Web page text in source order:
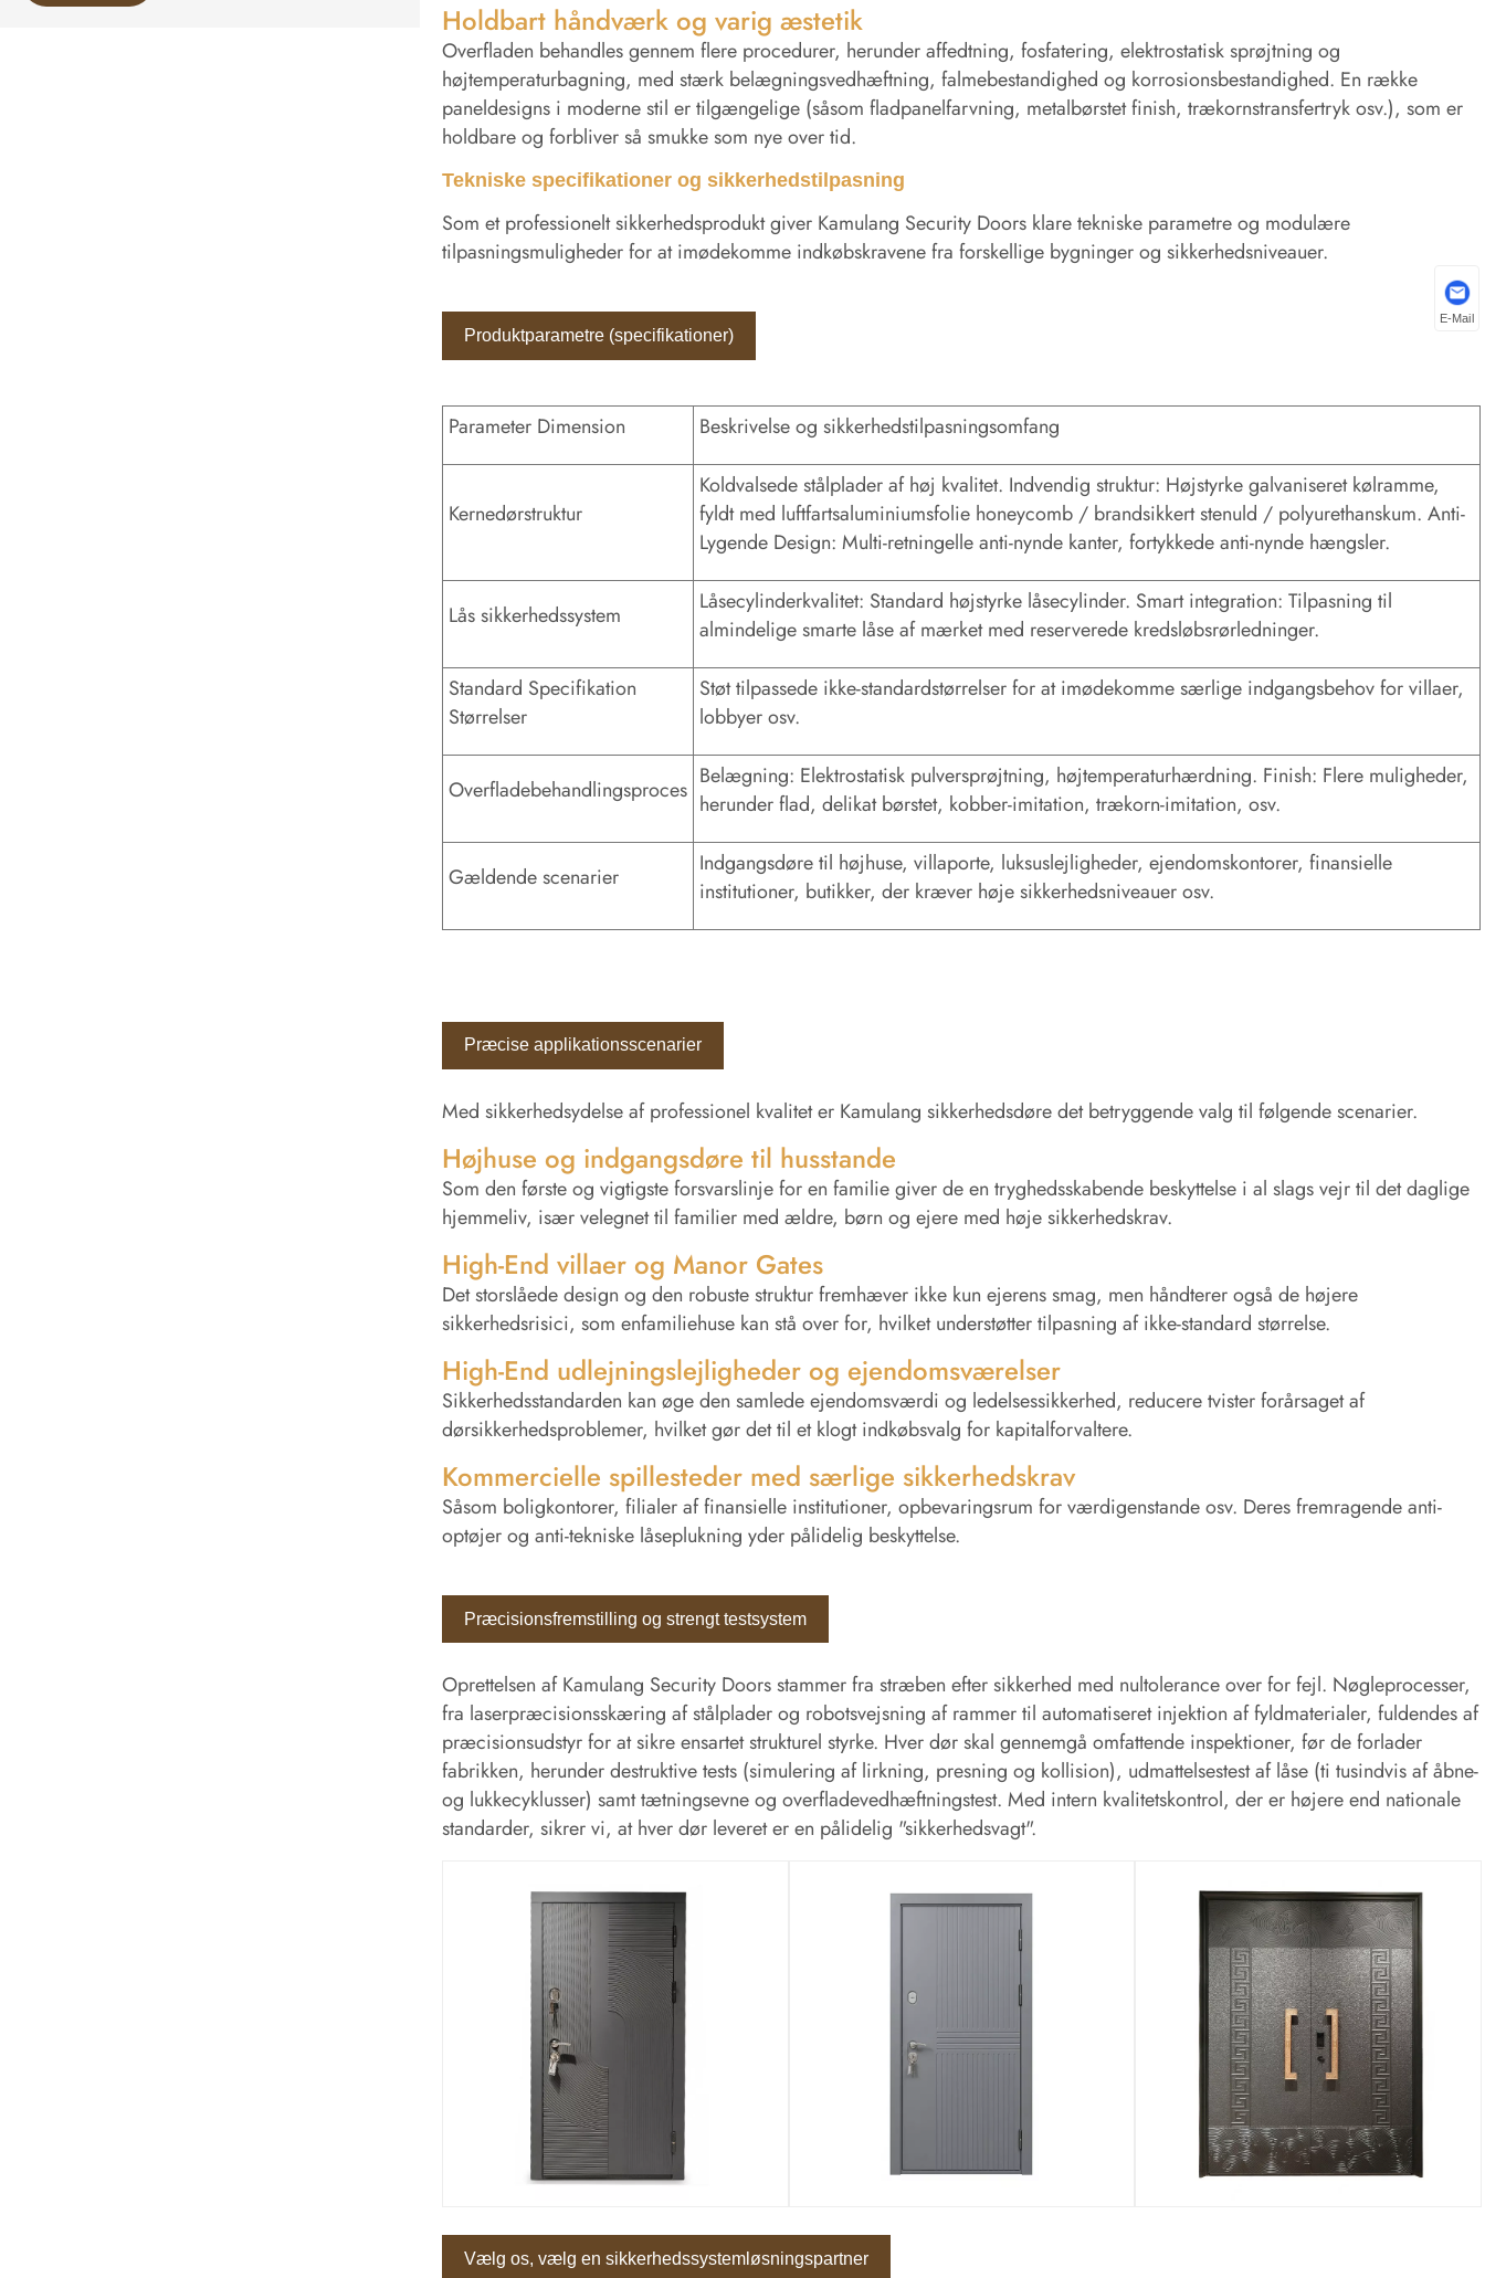
Holdbart håndværk og varig æstetik
Overfladen behandles gennem flere procedurer, herunder affedtning, fosfatering, elektrostatisk sprøjtning og
højtemperaturbagning, med stærk belægningsvedhæftning, falmebestandighed og korrosionsbestandighed. En række
paneldesigns i moderne stil er tilgængelige (såsom fladpanelfarvning, metalbørstet finish, trækornstransfertryk osv.), som er
holdbare og forbliver så smukke som nye over tid.
Tekniske specifikationer og sikkerhedstilpasning
Som et professionelt sikkerhedsprodukt giver Kamulang Security Doors klare tekniske parametre og modulære
tilpasningsmuligheder for at imødekomme indkøbskravene fra forskellige bygninger og sikkerhedsniveauer.
Produktparametre (specifikationer)
Parameter Dimension Beskrivelse og sikkerhedstilpasningsomfang
Kernedørstruktur
Koldvalsede stålplader af høj kvalitet. Indvendig struktur: Højstyrke galvaniseret kølramme,
fyldt med luftfartsaluminiumsfolie honeycomb / brandsikkert stenuld / polyurethanskum. Anti-
Lygende Design: Multi-retningelle anti-nynde kanter, fortykkede anti-nynde hængsler.
Lås sikkerhedssystem
Låsecylinderkvalitet: Standard højstyrke låsecylinder. Smart integration: Tilpasning til
almindelige smarte låse af mærket med reserverede kredsløbsrørledninger.
Standard Specifikation
Størrelser
Støt tilpassede ikke-standardstørrelser for at imødekomme særlige indgangsbehov for villaer,
lobbyer osv.
Overfladebehandlingsproces Belægning: Elektrostatisk pulversprøjtning, højtemperaturhærdning. Finish: Flere muligheder,
herunder flad, delikat børstet, kobber-imitation, trækorn-imitation, osv.
Gældende scenarier
Indgangsdøre til højhuse, villaporte, luksuslejligheder, ejendomskontorer, finansielle
institutioner, butikker, der kræver høje sikkerhedsniveauer osv.
Præcise applikationsscenarier
Med sikkerhedsydelse af professionel kvalitet er Kamulang sikkerhedsdøre det betryggende valg til følgende scenarier.
Højhuse og indgangsdøre til husstande
Som den første og vigtigste forsvarslinje for en familie giver de en tryghedsskabende beskyttelse i al slags vejr til det daglige
hjemmeliv, især velegnet til familier med ældre, børn og ejere med høje sikkerhedskrav.
High-End villaer og Manor Gates
Det storslåede design og den robuste struktur fremhæver ikke kun ejerens smag, men håndterer også de højere
sikkerhedsrisici, som enfamiliehuse kan stå over for, hvilket understøtter tilpasning af ikke-standard størrelse.
High-End udlejningslejligheder og ejendomsværelser
Sikkerhedsstandarden kan øge den samlede ejendomsværdi og ledelsessikkerhed, reducere tvister forårsaget af
dørsikkerhedsproblemer, hvilket gør det til et klogt indkøbsvalg for kapitalforvaltere.
Kommercielle spillesteder med særlige sikkerhedskrav
Såsom boligkontorer, filialer af finansielle institutioner, opbevaringsrum for værdigenstande osv. Deres fremragende anti-
optøjer og anti-tekniske låseplukning yder pålidelig beskyttelse.
Præcisionsfremstilling og strengt testsystem
Oprettelsen af ​​Kamulang Security Doors stammer fra stræben efter sikkerhed med nultolerance over for fejl. Nøgleprocesser,
fra laserpræcisionsskæring af stålplader og robotsvejsning af rammer til automatiseret injektion af fyldmaterialer, fuldendes af
præcisionsudstyr for at sikre ensartet strukturel styrke. Hver dør skal gennemgå omfattende inspektioner, før de forlader
fabrikken, herunder destruktive tests (simulering af lirkning, presning og kollision), udmattelsestest af låse (ti tusindvis af åbne-
og lukkecyklusser) samt tætningsevne og overfladevedhæftningstest. Med intern kvalitetskontrol, der er højere end nationale
standarder, sikrer vi, at hver dør leveret er en pålidelig "sikkerhedsvagt".
Vælg os, vælg en sikkerhedssystemløsningspartner
E-Mail